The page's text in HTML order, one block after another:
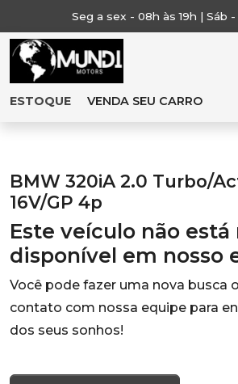
Seg a sex - 08h às 19h | Sáb -
ESTOQUE VENDA SEU CARRO
BMW 320iA 2.0 Turbo/
16V/GP 4p
Este veículo não está
disponível em nosso
Você pode fazer uma nova busca
contato com nossa equipe para
dos seus sonhos!